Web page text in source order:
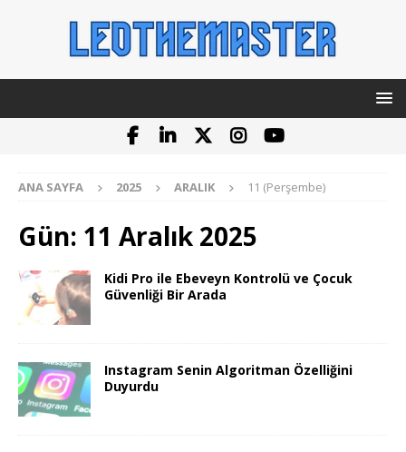
ANA SAYFA 2025 ARALIK 11 (Perşembe)
Gün: 11 Aralık 2025
Kidi Pro ile Ebeveyn Kontrolü ve Çocuk
Güvenliği Bir Arada
Instagram Senin Algoritman Özelliğini
Duyurdu